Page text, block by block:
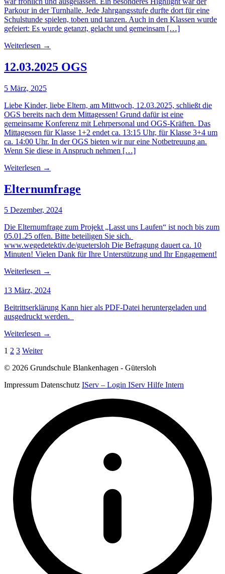
Parkour in der Turnhalle. Jede Jahrgangsstufe durfte dort für eine
Schulstunde spielen, toben und tanzen. Auch in den Klassen wurde
gefeiert: Es wurde getanzt, gelacht und gemeinsam […]
Weiterlesen →
12.03.2025 OGS
5 März, 2025
Liebe Kinder, liebe Eltern, am Mittwoch, 12.03.2025, schließt die
OGS bereits nach dem Mittagessen! Grund dafür ist eine
gemeinsame Konferenz mit Lehrpersonal und OGS-Kräften. Das
Mittagessen für Klasse 1+2 endet ca. 13:15 Uhr, für Klasse 3+4 um
ca. 14:00 Uhr. In der OGS bieten wir nur eine Notbetreuung an.
Wenn Sie diese in Anspruch nehmen […]
Weiterlesen →
Elternumfrage
5 Dezember, 2024
Die Elternumfrage zum Projekt „Lasst uns Laufen“ ist noch bis zum
05.01.25 offen. Bitte beteiligen Sie sich.
www.wegedetektiv.de/guetersloh Die Befragung dauert ca. 10
Minuten! Vielen Dank für Ihre Unterstützung und Ihr Engagement!
Weiterlesen →
13 März, 2024
Beitrittserklärung Kann hier als PDF-Datei heruntergeladen und
ausgedruckt werden.
Weiterlesen →
Seitennummerierung
der
Beiträge
1 2 3 Weiter
© 2026 Grundschule Blankenhagen - Gütersloh
Impressum Datenschutz IServ – Login IServ Hilfe Intern